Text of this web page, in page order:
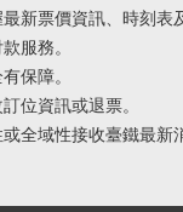
新票價資訊、時刻表
服務。
保障。
位資訊或退票。
全域性接收臺鐵最新